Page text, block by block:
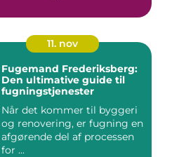
11. nov
Fugemand Frederiksberg:
Den ultimative guide til
fugningstjenester
Når det kommer til byggeri
og renovering, er fugning en
afgørende del af processen
for ...